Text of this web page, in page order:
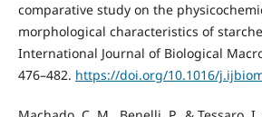
comparative study on the
morphological characteristics of
International Journal of Biological
476–482. https://doi.org/10.1016/